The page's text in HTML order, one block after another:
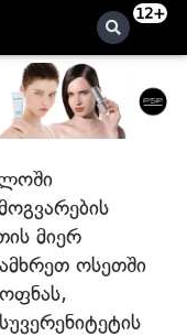
12+
მიერ
ოსეთში